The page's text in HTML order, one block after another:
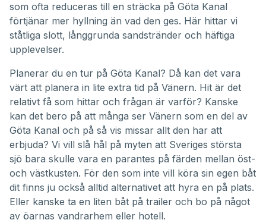
som ofta reduceras till en sträcka på Göta Kanal
förtjänar mer hyllning än vad den ges. Här hittar vi
ståtliga slott, långgrunda sandstränder och häftiga
upplevelser.
Planerar du en tur på Göta Kanal? Då kan det vara
värt att planera in lite extra tid på Vänern. Hit är det
relativt få som hittar och frågan är varför? Kanske
kan det bero på att många ser Vänern som en del av
Göta Kanal och på så vis missar allt den har att
erbjuda? Vi vill slå hål på myten att Sveriges största
sjö bara skulle vara en parantes på färden mellan öst-
och västkusten. För den som inte vill köra sin egen båt
dit finns ju också alltid alternativet att hyra en på plats.
Eller kanske ta en liten båt på trailer och bo på något
av öarnas vandrarhem eller hotell.